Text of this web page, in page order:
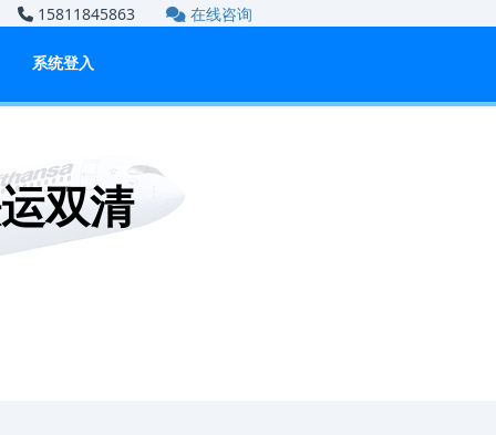
15811845863 在线咨询
系统登入
双清